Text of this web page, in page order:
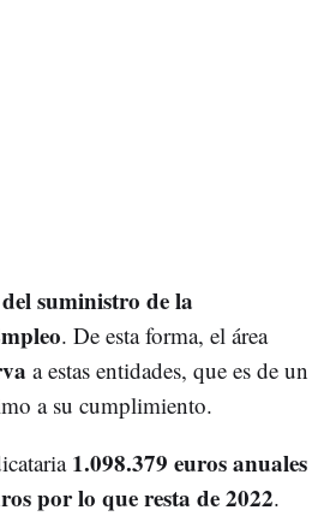
suministro de la
. De esta forma, el área
a estas entidades, que es de un
a su cumplimiento.
1.098.379 euros anuales
por lo que resta de 2022.